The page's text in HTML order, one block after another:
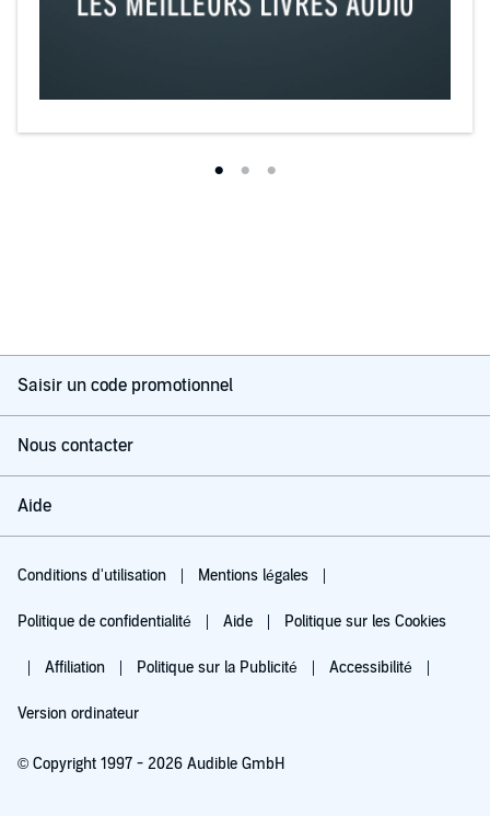
Saisir un code promotionnel
Nous contacter
Aide
Conditions d'utilisation Mentions légales
Politique de confidentialité Aide Politique sur les Cookies
Affiliation Politique sur la Publicité Accessibilité
Version ordinateur
© Copyright 1997 - 2026 Audible GmbH